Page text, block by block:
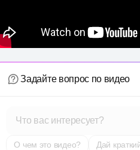
Задайте вопрос по видео
Что вас интересует?
О чем это видео? Дай